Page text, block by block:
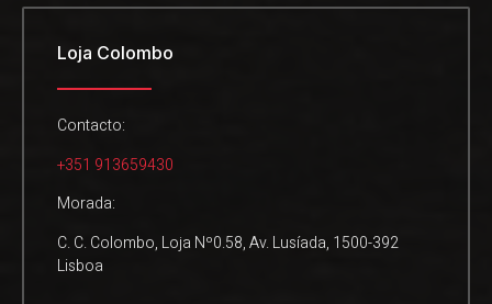
Loja Colombo
Contacto:
+351 913659430
Morada:
C. C. Colombo, Loja Nº0.58, Av. Lusíada, 1500-392
Lisboa